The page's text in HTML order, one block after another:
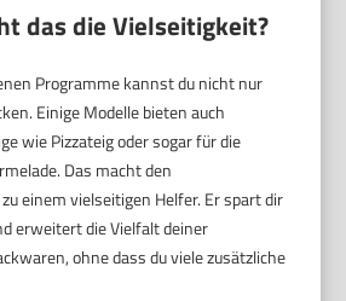
das die Vielseitigkeit?
Programme kannst du nicht nur
Einige Modelle bieten auch
wie Pizzateig oder sogar für die
Das macht den
einem vielseitigen Helfer. Er spart dir
erweitert die Vielfalt deiner
ohne dass du viele zusätzliche